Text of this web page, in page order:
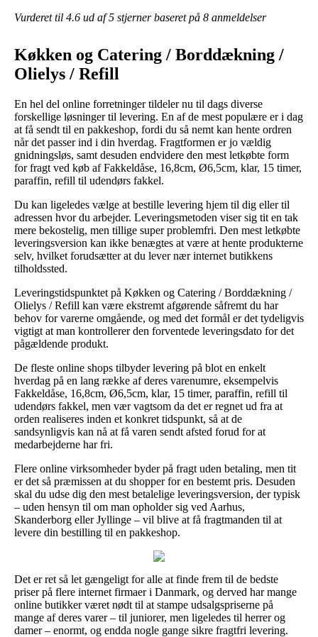
Vurderet til 4.6 ud af 5 stjerner baseret på 8 anmeldelser
Køkken og Catering / Borddækning /
Olielys / Refill
En hel del online forretninger tildeler nu til dags diverse
forskellige løsninger til levering. En af de mest populære er i dag
at få sendt til en pakkeshop, fordi du så nemt kan hente ordren
når det passer ind i din hverdag. Fragtformen er jo vældig
gnidningsløs, samt desuden endvidere den mest letkøbte form
for fragt ved køb af Fakkeldåse, 16,8cm, Ø6,5cm, klar, 15 timer,
paraffin, refill til udendørs fakkel.
Du kan ligeledes vælge at bestille levering hjem til dig eller til
adressen hvor du arbejder. Leveringsmetoden viser sig tit en tak
mere bekostelig, men tillige super problemfri. Den mest letkøbte
leveringsversion kan ikke benægtes at være at hente produkterne
selv, hvilket forudsætter at du lever nær internet butikkens
tilholdssted.
Leveringstidspunktet på Køkken og Catering / Borddækning /
Olielys / Refill kan være ekstremt afgørende såfremt du har
behov for varerne omgående, og med det formål er det tydeligvis
vigtigt at man kontrollerer den forventede leveringsdato for det
pågældende produkt.
De fleste online shops tilbyder levering på blot en enkelt
hverdag på en lang række af deres varenumre, eksempelvis
Fakkeldåse, 16,8cm, Ø6,5cm, klar, 15 timer, paraffin, refill til
udendørs fakkel, men vær vagtsom da det er regnet ud fra at
orden realiseres inden et konkret tidspunkt, så at de
sandsynligvis kan nå at få varen sendt afsted forud for at
medarbejderne har fri.
Flere online virksomheder byder på fragt uden betaling, men tit
er det så præmissen at du shopper for en bestemt pris. Desuden
skal du udse dig den mest betalelige leveringsversion, der typisk
– uden hensyn til om man opholder sig ved Aarhus,
Skanderborg eller Jyllinge – vil blive at få fragtmanden til at
levere din bestilling til en pakkeshop.
Det er ret så let gængeligt for alle at finde frem til de bedste
priser på flere internet firmaer i Danmark, og derved har mange
online butikker været nødt til at stampe udsalgspriserne på
mange af deres varer – til juniorer, men ligeledes til herrer og
damer – enormt, og endda nogle gange sikre fragtfri levering.